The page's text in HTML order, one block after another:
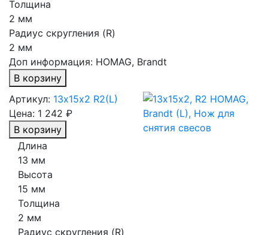
Толщина
2 мм
Радиус скругления (R)
2 мм
Доп информация: HOMAG, Brandt
В корзину
Артикул: 13х15х2 R2(L)
Цена: 1 242 ₽
В корзину
Длина
13 мм
Высота
15 мм
Толщина
2 мм
Радиус скругления (R)